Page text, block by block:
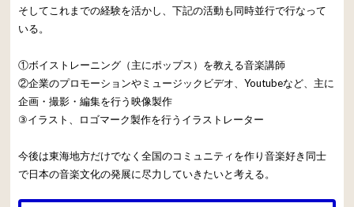
そしてこれまでの経験を活かし、下記の活動も同時並行で行なって
いる。
①ボイストレーニング（主にポップス）を教える音楽講師
②企業のプロモーションやミュージックビデオ、Youtubeなど、主に
企画・撮影・編集を行う映像製作
③イラスト、ロゴマーク製作を行うイラストレーター
今後は東海地方だけでなく全国のコミュニティを作り音楽好き同士
で日本の音楽文化の発展に尽力していきたいと考える。